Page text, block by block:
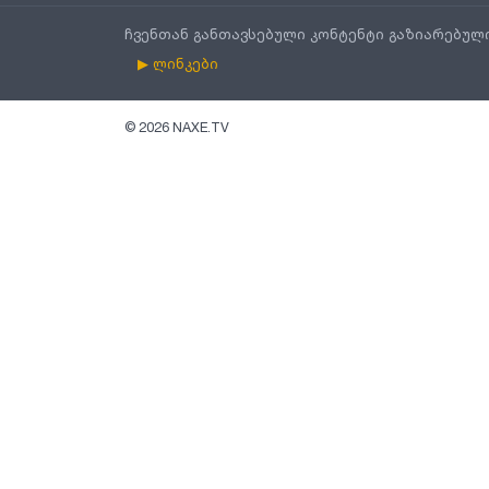
ჩვენთან განთავსებული კონტენტი
▶ ლინკები
© 2026 NAXE.TV